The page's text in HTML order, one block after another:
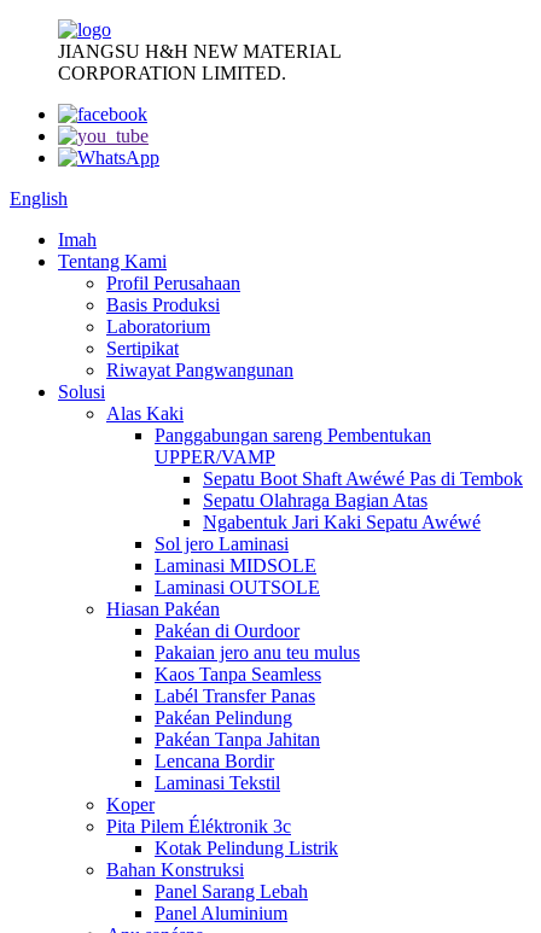
JIANGSU H&H NEW MATERIAL
CORPORATION LIMITED.
English
Imah
Tentang Kami
Profil Perusahaan
Basis Produksi
Laboratorium
Sertipikat
Riwayat Pangwangunan
Solusi
Alas Kaki
Panggabungan sareng Pembentukan
UPPER/VAMP
Sepatu Boot Shaft Awéwé Pas di Tembok
Sepatu Olahraga Bagian Atas
Ngabentuk Jari Kaki Sepatu Awéwé
Sol jero Laminasi
Laminasi MIDSOLE
Laminasi OUTSOLE
Hiasan Pakéan
Pakéan di Ourdoor
Pakaian jero anu teu mulus
Kaos Tanpa Seamless
Labél Transfer Panas
Pakéan Pelindung
Pakéan Tanpa Jahitan
Lencana Bordir
Laminasi Tekstil
Koper
Pita Pilem Éléktronik 3c
Kotak Pelindung Listrik
Bahan Konstruksi
Panel Sarang Lebah
Panel Aluminium